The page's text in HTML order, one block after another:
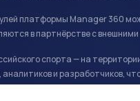
платформы Manager 360
в партнёрстве с
спорта — на
и разработчиков,